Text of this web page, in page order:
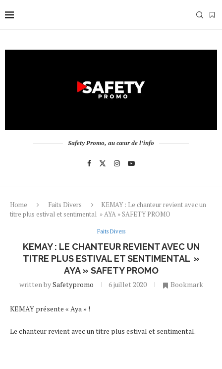
Safety Promo, au cœur de l’info
Home Faits Divers
KEMAY : Le chanteur revient avec un
titre plus estival et sentimental » AYA » SAFETY PROMO
Faits Divers
KEMAY : LE CHANTEUR REVIENT AVEC UN
TITRE PLUS ESTIVAL ET SENTIMENTAL »
AYA » SAFETY PROMO
written bySafetypromo 6 juillet 2020 Bookmark
KEMAY présente « Aya » !
Le chanteur revient avec un titre plus estival et sentimental.